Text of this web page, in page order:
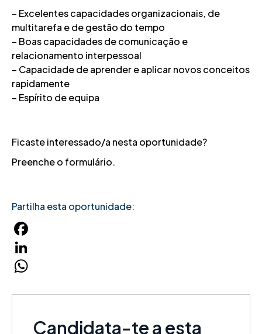
– Excelentes capacidades organizacionais, de
multitarefa e de gestão do tempo
– Boas capacidades de comunicação e
relacionamento interpessoal
– Capacidade de aprender e aplicar novos conceitos
rapidamente
– Espírito de equipa
Ficaste interessado/a nesta oportunidade?
Preenche o formulário.
Partilha esta oportunidade:
Facebook
LinkedIn
Candidata-te a esta